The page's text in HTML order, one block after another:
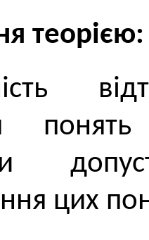
теорією:
цих